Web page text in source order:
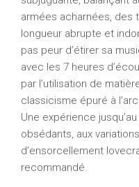
armées acharnées, des
longueur abrupte et
pas peur d’étirer sa
avec les 7 heures
par l’utilisation de
classicisme épuré à
Une expérience
obsédants, aux
d’ensorcellement
recommandé.